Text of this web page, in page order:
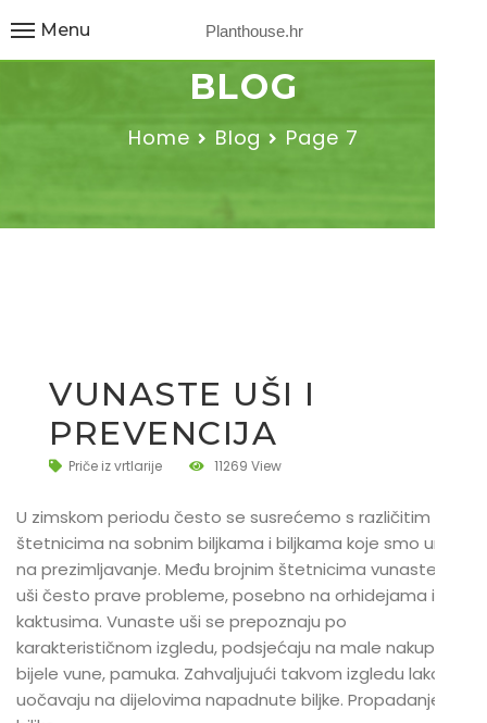
Planthouse.hr
Menu
BLOG
Home Blog Page 7
VUNASTE UŠI I
PREVENCIJA
Priče iz vrtlarije 11269 View
U zimskom periodu često se susrećemo s različitim
štetnicima na sobnim biljkama i biljkama koje smo unijeli
na prezimljavanje. Među brojnim štetnicima vunaste
uši često prave probleme, posebno na orhidejama i
kaktusima. Vunaste uši se prepoznaju po
karakterističnom izgledu, podsjećaju na male nakupine
bijele vune, pamuka. Zahvaljujući takvom izgledu lako se
uočavaju na dijelovima napadnute biljke. Propadanje